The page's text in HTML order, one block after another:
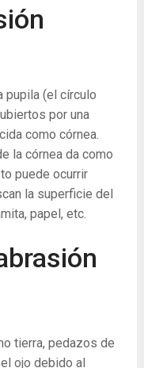
pupila (el círculo
por una
como córnea.
la córnea da como
puede ocurrir
la superficie del
papel, etc.
tierra, pedazos de
ojo debido al